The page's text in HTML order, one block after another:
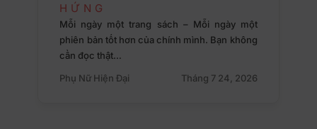
HỨNG
Mỗi ngày một trang sách – Mỗi ngày một
phiên bản tốt hơn của chính mình. Bạn không
cần đọc thật…
Phụ Nữ Hiện Đại
Tháng 7 24, 2026